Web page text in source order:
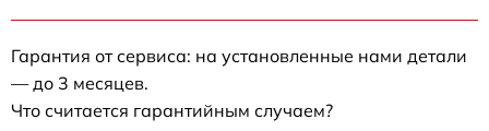
Гарантия от сервиса: на установленные нами детали
— до 3 месяцев.
Что считается гарантийным случаем?